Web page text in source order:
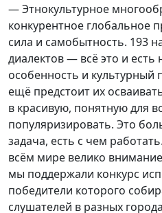
— Этнокультурное
конкурентное глобальное
сила и самобытность. 193
диалектов — всё это и
особенность и культурный
ещё предстоит их
в красивую, понятную для
популяризировать. Это
задача, есть с чем
всём мире велико
мы поддержали конкурс
победители которого
слушателей в разных